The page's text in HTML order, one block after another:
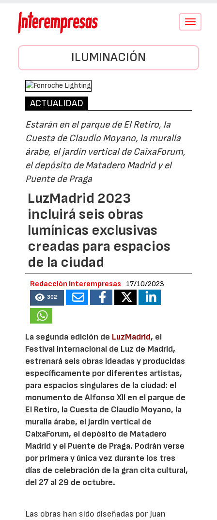
Conmutar
ILUMINACIÓN
ACTUALIDAD
Estarán en el parque de El Retiro, la
Cuesta de Claudio Moyano, la muralla
árabe, el jardín vertical de CaixaForum,
el depósito de Matadero Madrid y el
Puente de Praga
LuzMadrid 2023
incluirá seis obras
lumínicas exclusivas
creadas para espacios
de la ciudad
Redacción Interempresas 17/10/2023
302
La segunda edición de LuzMadrid, el
Festival Internacional de Luz de Madrid,
estrenará seis obras ideadas y producidas
específicamente por diferentes artistas,
para espacios singulares de la ciudad: el
monumento de Alfonso XII en el parque de
El Retiro, la Cuesta de Claudio Moyano, la
muralla árabe, el jardín vertical de
CaixaForum, el depósito de Matadero
Madrid y el Puente de Praga. Podrán verse
por primera y única vez durante los tres
días de celebración de la gran cita cultural,
del 27 al 29 de octubre.
Las obras han sido diseñadas por Juan